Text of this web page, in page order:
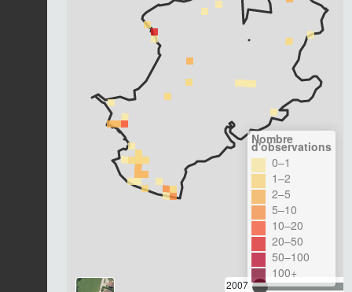
2007
Nombre
d'observations
0–1
1–2
2–5
5–10
10–20
20–50
50–100
100+